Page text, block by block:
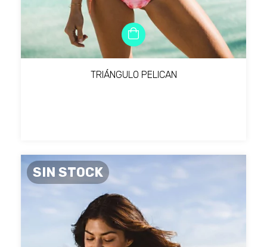
TRIÁNGULO PELICAN
SIN STOCK